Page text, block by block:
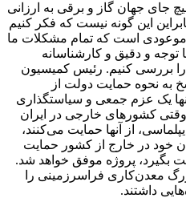
جای جهان گاز و برقی به ارزانی
این گونه نیست که فکر کنیم
است که تمام مشکلات ما
توجه و دقیق و کارشناسانه
بررسی کنیم. رئیس کمیسیون
به نحوه حمایت دولت از
یک عزم جمعی و سیاستگذاری
وقتی کشورهای خارجی در ایران
از آنها حمایت می‌کنند،
خود در خارج از کشور حمایت
بگیرد، پروژه موفق خواهد شد.
معدن‌کاری فراسرزمینی را
داشتند.